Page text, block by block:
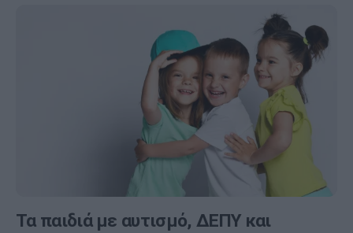
Τα παιδιά με αυτισμό, ΔΕΠΥ και